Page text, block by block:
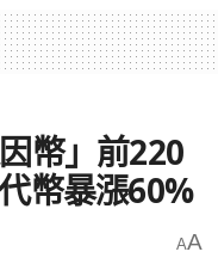
幣」前220
幣暴漲60%
AA